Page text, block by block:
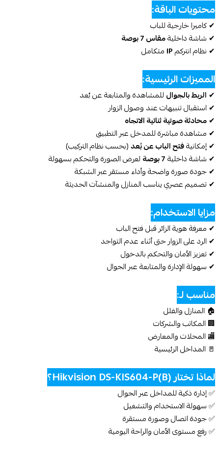
محتويات الباقة:
✔ كاميرا خارجية للباب
✔ شاشة داخليةمقاس 7 بوصة
✔ نظام انتركمIP متكامل
المميزات الرئيسية:
✔ الربط بالجوال للمشاهدة والمتابعة عن بُعد
✔ استقبال تنبيهات عند وصول الزوار
✔محادثة صوتية ثنائية الاتجاه
✔ مشاهدة مباشرة للمدخل عبر التطبيق
✔ إمكانيةفتح الباب عن بُعد(بحسب نظام التركيب)
✔ شاشة داخلية7 بوصة
لعرض الصورة والتحكم بسهولة
✔ جودة صورة واضحة وأداء مستقر عبر الشبكة
✔ تصميم عصري يناسب المنازل والمنشآت الحديثة
مزايا الاستخدام:
✔ معرفة هوية الزائر قبل فتح الباب
✔ الرد على الزوار حتى أثناء عدم التواجد
✔ تعزيز الأمان والتحكم بالدخول
✔ سهولة الإدارة والمتابعة عبر الجوال
مناسب لـ:
🏠 المنازل والفلل
🏢 المكاتب والشركات
🏬 المحلات والمعارض
🚪 المداخل الرئيسية
لماذا تختار Hikvision DS-KIS604-P(B)؟
✅ إدارة ذكية للمداخل عبر الجوال
✅ سهولة الاستخدام والتشغيل
✅ جودة اتصال وصورة مستقرة
✅ رفع مستوى الأمان والراحة اليومية